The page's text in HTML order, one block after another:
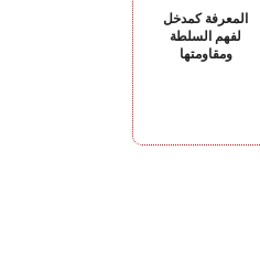
المعرفة كمدخل
لفهم السلطة
ومقاومتها